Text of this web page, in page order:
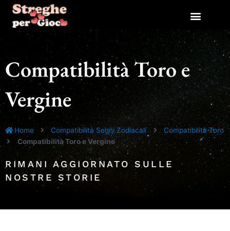
contenuto
Compatibilità Toro e
Vergine
Home Compatibilità Segni Zodiacali
Compatibilità Toro
Compatibilità Toro e Vergine
RIMANI AGGIORNATO SULLE
NOSTRE STORIE